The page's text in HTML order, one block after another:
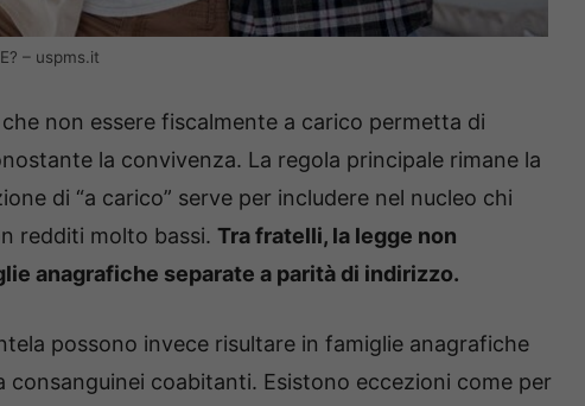
– uspms.it
non essere fiscalmente a carico permetta di
la convivenza. La regola principale rimane la
di “a carico” serve per includere nel nucleo chi
redditi molto bassi. Tra fratelli, la legge non
anagrafiche separate a parità di indirizzo.
possono invece risultare in famiglie anagrafiche
consanguinei coabitanti. Esistono eccezioni come per